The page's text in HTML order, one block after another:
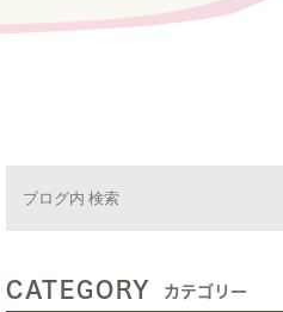
CATEGORY カテゴリー